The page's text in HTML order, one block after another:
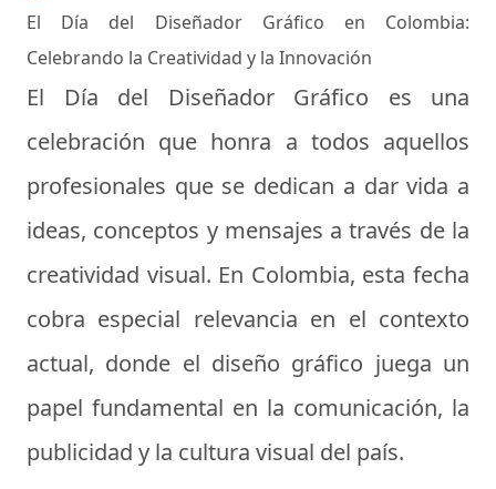
El Día del Diseñador Gráfico en Colombia:
Celebrando la Creatividad y la Innovación
El Día del Diseñador Gráfico es una
celebración que honra a todos aquellos
profesionales que se dedican a dar vida a
ideas, conceptos y mensajes a través de la
creatividad visual. En Colombia, esta fecha
cobra especial relevancia en el contexto
actual, donde el diseño gráfico juega un
papel fundamental en la comunicación, la
publicidad y la cultura visual del país.